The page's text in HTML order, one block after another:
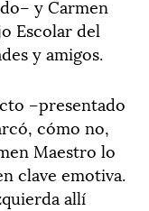
y Carmen
Escolar del
y amigos.
–presentado
cómo no,
Maestro lo
clave emotiva.
allí